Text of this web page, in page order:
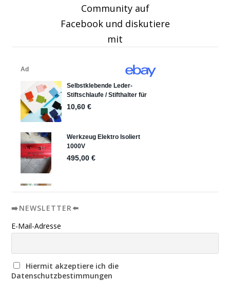
Community auf
Facebook und diskutiere
mit
➡️NEWSLETTER⬅️
E-Mail-Adresse
Hiermit akzeptiere ich die
Datenschutzbestimmungen